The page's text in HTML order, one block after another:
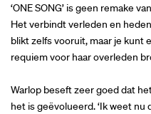
‘ONE SONG’ is geen remake
Het verbindt verleden en
blikt zelfs vooruit, maar je kunt
requiem voor haar overleden
Warlop beseft zeer goed dat
het is geëvolueerd. ‘Ik weet